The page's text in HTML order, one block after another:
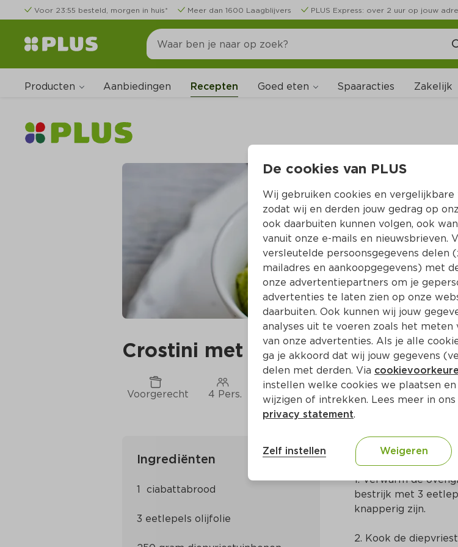
Voor 23:55 besteld, morgen in huis* Meer dan 1600 Laagblijvers PLUS Express: over 2 uur op jouw
Producten Aanbiedingen Recepten Goed eten Spaaracties Zakelijk
Crostini met tuinbonen en feta
Voorgerecht 4 Pers. Ca. 15 Min Europees
Ingrediënten
1. Verwarm de
bestrijk met 3
knapperig zijn.
2. Kook de
De cookies van PLUS
Wij gebruiken cookies en vergelijkbare
zodat wij en derden jouw gedrag op
ook daarbuiten kunnen volgen, ook
vanuit onze e-mails en nieuwsbrieven.
versleutelde persoonsgegevens delen
mailadres en aankoopgegevens) met
onze advertentiepartners om je
advertenties te laten zien op onze
daarbuiten. Ook kunnen wij jouw
analyses uit te voeren zoals het
van onze advertenties. Als je alle
ga je akkoord dat wij jouw gegevens
delen met derden. Via
instellen welke cookies we plaatsen
wijzigen of intrekken. Lees meer in ons
privacy statement.
Zelf instellen Weigeren